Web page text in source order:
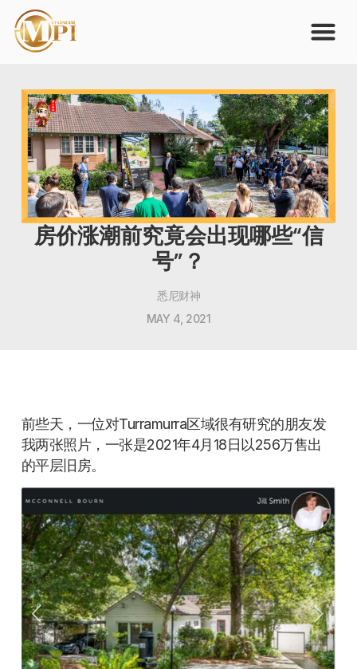
房价涨潮前究竟会出现哪些“信
号”？
悉尼财神
MAY 4, 2021
前些天，一位对Turramurra区域很有研究的朋友发
我两张照片，一张是2021年4月18日以256万售出
的平层旧房。